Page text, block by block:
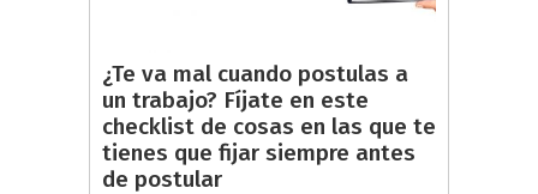
¿Te va mal cuando postulas a
un trabajo? Fíjate en este
checklist de cosas en las que te
tienes que fijar siempre antes
de postular